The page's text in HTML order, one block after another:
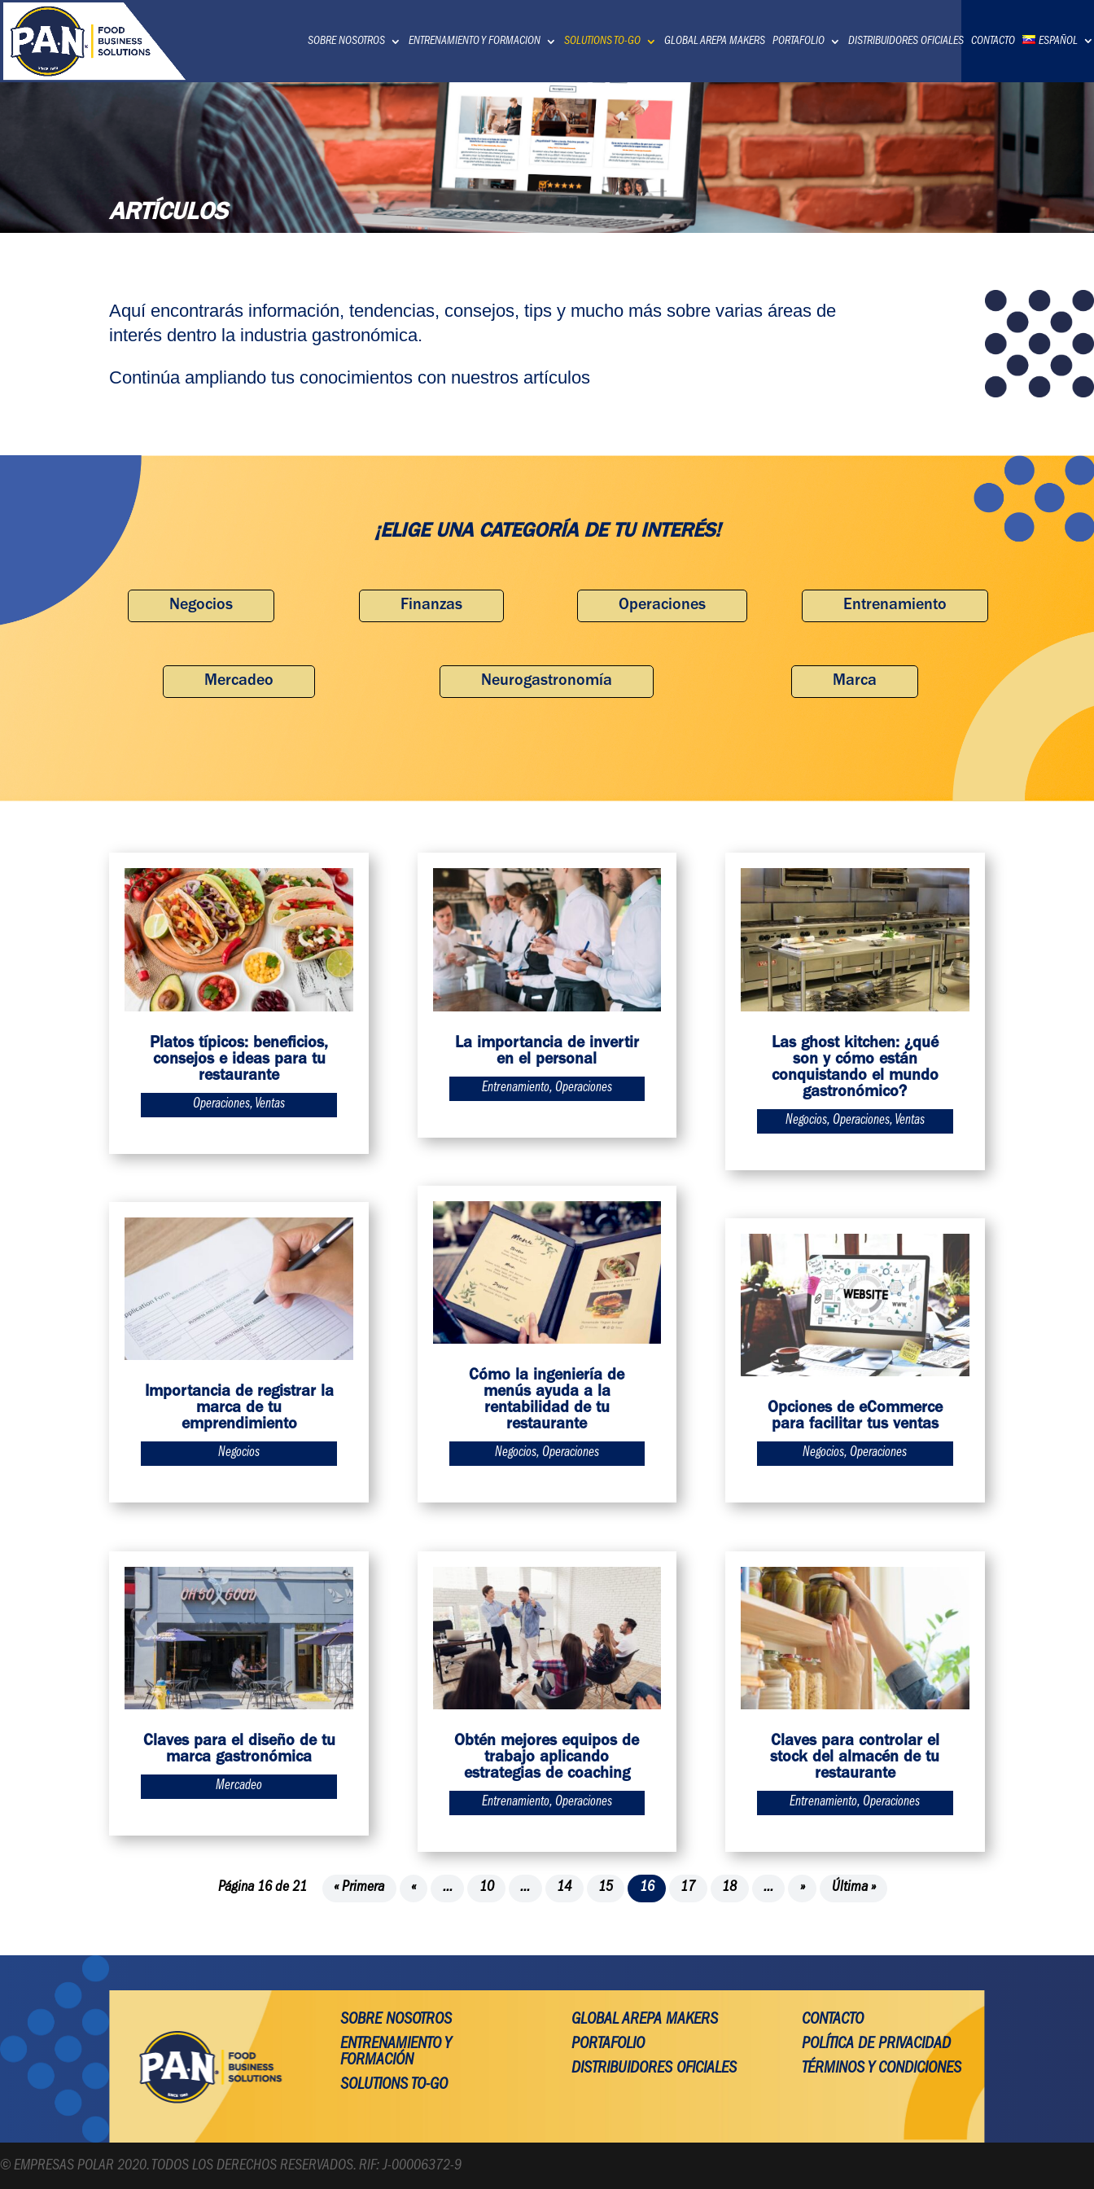
SOBRE NOSOTROS ENTRENAMIENTO Y FORMACION SOLUTIONS TO-GO GLOBAL AREPA MAKERS PORTAFOLIO DISTRIBUIDORES OFICIALES CONTACTO ESPAÑOL
ARTÍCULOS
Aquí encontrarás información, tendencias, consejos, tips y mucho más sobre varias áreas de
interés dentro la industria gastronómica.
Continúa ampliando tus conocimientos con nuestros artículos
¡ELIGE UNA CATEGORÍA DE TU INTERÉS!
Negocios Finanzas Operaciones Entrenamiento
Mercadeo Neurogastronomía Marca
Platos típicos: beneficios,
consejos e ideas para tu
restaurante
Operaciones, Ventas
Importancia de registrar la
marca de tu
emprendimiento
Negocios
Claves para el diseño de tu
marca gastronómica
Mercadeo
La importancia de invertir
en el personal
Entrenamiento, Operaciones
Cómo la ingeniería de
menús ayuda a la
rentabilidad de tu
restaurante
Negocios, Operaciones
Obtén mejores equipos de
trabajo aplicando
estrategias de coaching
Entrenamiento, Operaciones
Las ghost kitchen: ¿qué
son y cómo están
conquistando el mundo
gastronómico?
Negocios, Operaciones, Ventas
Opciones de eCommerce
para facilitar tus ventas
Negocios, Operaciones
Claves para controlar el
stock del almacén de tu
restaurante
Entrenamiento, Operaciones
Página 16 de 21 « Primera « ... 10 ... 14 15 16 17 18 ... » Última »
SOBRE NOSOTROS
ENTRENAMIENTO Y
FORMACIÓN
SOLUTIONS TO-GO
GLOBAL AREPA MAKERS
PORTAFOLIO
DISTRIBUIDORES OFICIALES
CONTACTO
POLÍTICA DE PRIVACIDAD
TÉRMINOS Y CONDICIONES
© EMPRESAS POLAR 2020. TODOS LOS DERECHOS RESERVADOS. RIF: J-00006372-9